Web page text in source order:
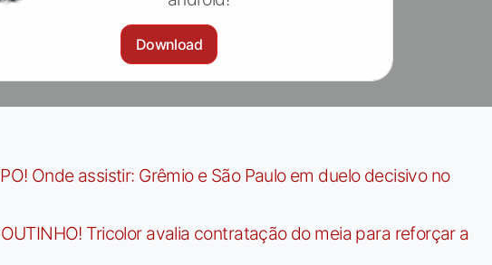
Download
Onde assistir: Grêmio e São Paulo em duelo decisivo no
Tricolor avalia contratação do meia para reforçar a